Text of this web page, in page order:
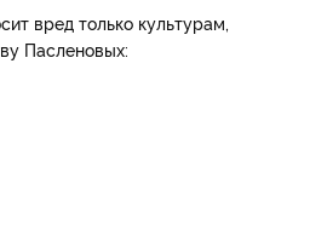
вред только культурам,
Пасленовых: